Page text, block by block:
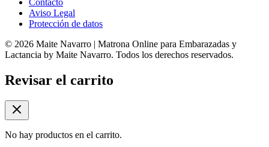
Aviso Legal
Protección de datos
© 2026 Maite Navarro | Matrona Online para Embarazadas y
Lactancia by Maite Navarro. Todos los derechos reservados.
Revisar el carrito
No hay productos en el carrito.